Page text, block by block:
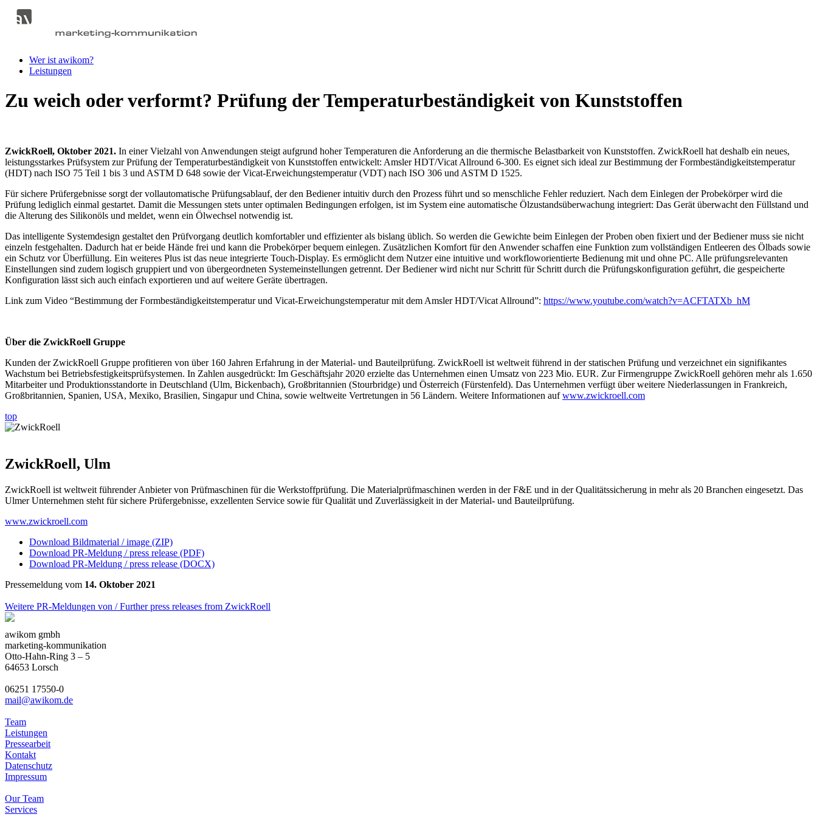
Wer ist awikom?
Leistungen
Zu weich oder verformt? Prüfung der Temperaturbeständigkeit von Kunststoffen
ZwickRoell, Oktober 2021. In einer Vielzahl von Anwendungen steigt aufgrund hoher Temperaturen die Anforderung an die thermische Belastbarkeit von Kunststoffen. ZwickRoell hat deshalb ein neues,
leistungs­starkes Prüfsystem zur Prüfung der Temperaturbeständigkeit von Kunststoffen entwickelt: Amsler HDT/Vicat Allround 6-300. Es eignet sich ideal zur Bestimmung der Formbeständigkeitstemperatur
(HDT) nach ISO 75 Teil 1 bis 3 und ASTM D 648 sowie der Vicat-Erweichungstemperatur (VDT) nach ISO 306 und ASTM D 1525.
Für sichere Prüfergebnisse sorgt der vollautomatische Prüfungsablauf, der den Bediener intuitiv durch den Prozess führt und so menschliche Fehler reduziert. Nach dem Einlegen der Probekörper wird die
Prüfung lediglich einmal gestartet. Damit die Messungen stets unter optimalen Bedingungen erfolgen, ist im System eine automatische Ölzustandsüberwachung integriert: Das Gerät überwacht den Füllstand und
die Alterung des Silikonöls und meldet, wenn ein Ölwechsel notwendig ist.
Das intelligente Systemdesign gestaltet den Prüfvorgang deutlich komfortabler und effizienter als bislang üblich. So werden die Gewichte beim Einlegen der Proben oben fixiert und der Bediener muss sie nicht
einzeln festgehalten. Dadurch hat er beide Hände frei und kann die Probekörper bequem einlegen. Zusätzlichen Komfort für den Anwender schaffen eine Funktion zum vollständigen Entleeren des Ölbads sowie
ein Schutz vor Überfüllung. Ein weiteres Plus ist das neue integrierte Touch-Display. Es ermöglicht dem Nutzer eine intuitive und workfloworientierte Bedienung mit und ohne PC. Alle prüfungsrelevanten
Einstellungen sind zudem logisch gruppiert und von übergeordneten Systemeinstellungen getrennt. Der Bediener wird nicht nur Schritt für Schritt durch die Prüfungskonfiguration geführt, die gespeicherte
Konfiguration lässt sich auch einfach exportieren und auf weitere Geräte übertragen.
Link zum Video “Bestimmung der Formbeständigkeitstemperatur und Vicat-Erweichungstemperatur mit dem Amsler HDT/Vicat Allround”: https://www.youtube.com/watch?v=ACFTATXb_hM
Über die ZwickRoell Gruppe
Kunden der ZwickRoell Gruppe profitieren von über 160 Jahren Erfahrung in der Material- und Bauteilprüfung. ZwickRoell ist weltweit führend in der statischen Prüfung und verzeichnet ein signifikantes
Wachstum bei Betriebsfestigkeits­prüfsystemen. In Zahlen ausgedrückt: Im Geschäftsjahr 2020 erzielte das Unternehmen einen Umsatz von 223 Mio. EUR. Zur Firmengruppe ZwickRoell gehören mehr als 1.650
Mitarbeiter und Produktionsstandorte in Deutschland (Ulm, Bickenbach), Großbritannien (Stourbridge) und Österreich (Fürstenfeld). Das Unternehmen verfügt über weitere Niederlassungen in Frankreich,
Großbritannien, Spanien, USA, Mexiko, Brasilien, Singapur und China, sowie weltweite Vertretungen in 56 Ländern. Weitere Informationen aufwww.zwickroell.com
top
ZwickRoell, Ulm
ZwickRoell ist weltweit führender Anbieter von Prüfmaschinen für die Werkstoffprüfung. Die Materialprüfmaschinen werden in der F&E und in der Qualitätssicherung in mehr als 20 Branchen eingesetzt. Das
Ulmer Unternehmen steht für sichere Prüfergebnisse, exzellenten Service sowie für Qualität und Zuverlässigkeit in der Material- und Bauteilprüfung.
www.zwickroell.com
Download Bildmaterial / image (ZIP)
Download PR-Meldung / press release (PDF)
Download PR-Meldung / press release (DOCX)
Pressemeldung vom 14. Oktober 2021
Weitere PR-Meldungen von / Further press releases from ZwickRoell
awikom gmbh
marketing-kommunikation
Otto-Hahn-Ring 3 – 5
64653 Lorsch
06251 17550-0
mail@awikom.de
Team
Leistungen
Pressearbeit
Kontakt
Datenschutz
Impressum
Our Team
Services